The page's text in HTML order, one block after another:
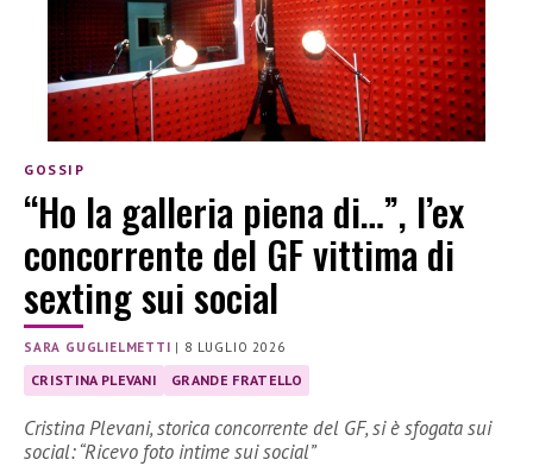
GOSSIP
“Ho la galleria piena di…”, l’ex
concorrente del GF vittima di
sexting sui social
SARA GUGLIELMETTI | 8 LUGLIO 2026
CRISTINA PLEVANI GRANDE FRATELLO
Cristina Plevani, storica concorrente del GF, si è sfogata sui
social: “Ricevo foto intime sui social”